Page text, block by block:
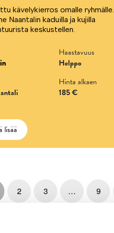
kävelykierros omalle ryhmälle.
Naantalin kaduilla ja kujilla
keskustellen.
Haastavuus
Helppo
Hinta alkaen
185 €
lisää
2 3 … 9